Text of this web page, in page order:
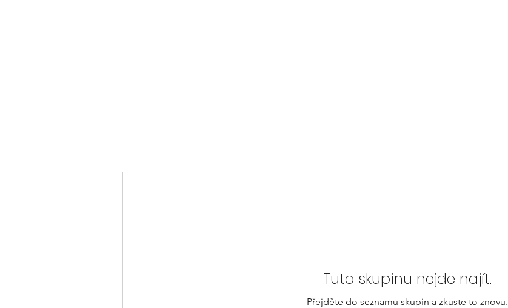
Tuto skupinu nejde najít.
Přejděte do seznamu skupin a zkuste to znovu.